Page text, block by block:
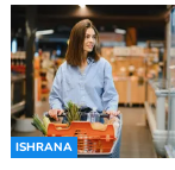
ISHRANA